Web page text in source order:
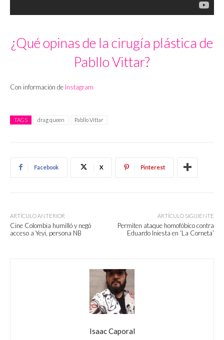
¿Qué opinas de la cirugía plástica de
Pabllo Vittar?
Con información de Instagram
TAGS drag queen Pabllo Vittar
Facebook X Pinterest
ARTÍCULO ANTERIOR
Cine Colombia humilló y negó
acceso a Yeyi, persona NB
ARTÍCULO SIGUIENTE
Permiten ataque homofóbico contra
Eduardo Iniesta en ‘La Corneta’
Isaac Caporal